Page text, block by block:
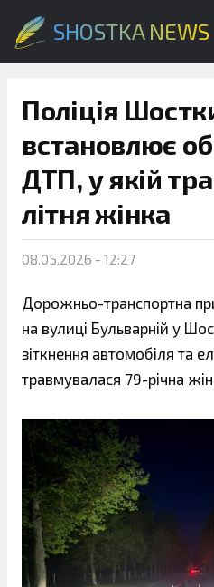
SHOSTKA NEWS
Поліція
встановлює
ДТП, у якій
літня жінка
08.05.2026 - 12:27
Дорожньо-транспортна
на вулиці Бульварній у
зіткнення автомобіля та
травмувалася 79-річна